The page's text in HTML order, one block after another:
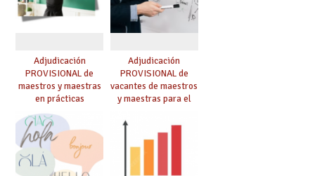
Adjudicación
PROVISIONAL de
maestros y maestras
en prácticas
Adjudicación
PROVISIONAL de
vacantes de maestros
y maestras para el